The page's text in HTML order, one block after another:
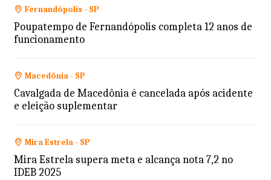
Fernandópolis - SP
Poupatempo de Fernandópolis completa 12 anos de
funcionamento
Macedônia - SP
Cavalgada de Macedônia é cancelada após acidente
e eleição suplementar
Mira Estrela - SP
Mira Estrela supera meta e alcança nota 7,2 no
IDEB 2025